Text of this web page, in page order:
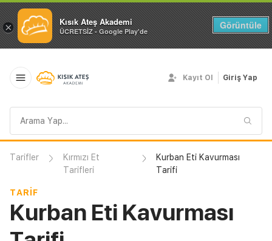
× Kısık Ateş Akademi
ÜCRETSİZ - Google Play'de
Görüntüle
sorgusu
Kayıt Ol Giriş Yap
Tarifler
Kırmızı Et
Tarifleri
Kurban Eti Kavurması
Tarifi
TARIF
Kurban Eti Kavurması